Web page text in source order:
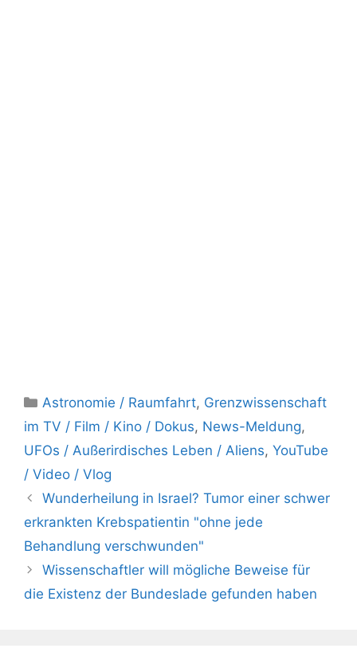
Kategorien
Astronomie / Raumfahrt, Grenzwissenschaft
im TV / Film / Kino / Dokus, News-Meldung,
UFOs / Außerirdisches Leben / Aliens, YouTube
/ Video / Vlog
Wunderheilung in Israel? Tumor einer schwer
erkrankten Krebspatientin "ohne jede
Behandlung verschwunden"
Wissenschaftler will mögliche Beweise für
die Existenz der Bundeslade gefunden haben